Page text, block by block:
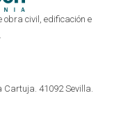
obra civil, edificación e
41092 Sevilla.